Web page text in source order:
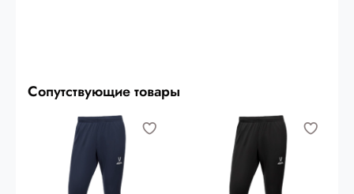
Сопутствующие товары